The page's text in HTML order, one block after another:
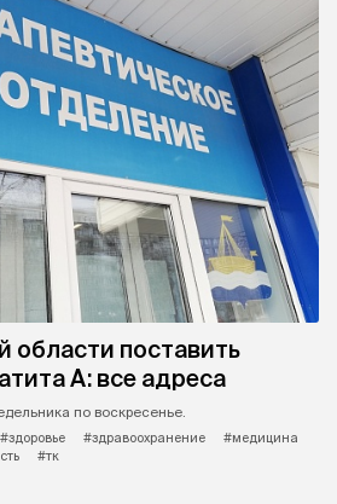
области поставить
А: все адреса
по воскресенье.
#здоровье #здравоохранение
#медицина
#тк